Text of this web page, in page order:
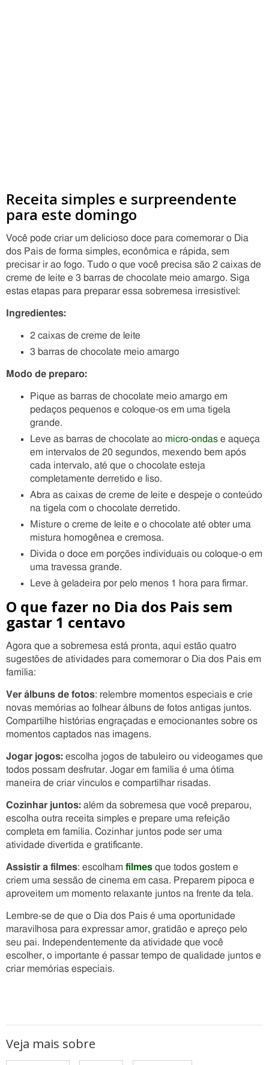
Receita simples e surpreendente
para este domingo
Você pode criar um delicioso doce para comemorar o Dia
dos Pais de forma simples, econômica e rápida, sem
precisar ir ao fogo. Tudo o que você precisa são 2 caixas de
creme de leite e 3 barras de chocolate meio amargo. Siga
estas etapas para preparar essa sobremesa irresistível:
Ingredientes:
2 caixas de creme de leite
3 barras de chocolate meio amargo
Modo de preparo:
Pique as barras de chocolate meio amargo em
pedaços pequenos e coloque-os em uma tigela
grande.
Leve as barras de chocolate ao micro-ondas e aqueça
em intervalos de 20 segundos, mexendo bem após
cada intervalo, até que o chocolate esteja
completamente derretido e liso.
Abra as caixas de creme de leite e despeje o conteúdo
na tigela com o chocolate derretido.
Misture o creme de leite e o chocolate até obter uma
mistura homogênea e cremosa.
Divida o doce em porções individuais ou coloque-o em
uma travessa grande.
Leve à geladeira por pelo menos 1 hora para firmar.
O que fazer no Dia dos Pais sem
gastar 1 centavo
Agora que a sobremesa está pronta, aqui estão quatro
sugestões de atividades para comemorar o Dia dos Pais em
família:
Ver álbuns de fotos: relembre momentos especiais e crie
novas memórias ao folhear álbuns de fotos antigas juntos.
Compartilhe histórias engraçadas e emocionantes sobre os
momentos captados nas imagens.
Jogar jogos: escolha jogos de tabuleiro ou videogames que
todos possam desfrutar. Jogar em família é uma ótima
maneira de criar vínculos e compartilhar risadas.
Cozinhar juntos: além da sobremesa que você preparou,
escolha outra receita simples e prepare uma refeição
completa em família. Cozinhar juntos pode ser uma
atividade divertida e gratificante.
Assistir a filmes: escolham filmes que todos gostem e
criem uma sessão de cinema em casa. Preparem pipoca e
aproveitem um momento relaxante juntos na frente da tela.
Lembre-se de que o Dia dos Pais é uma oportunidade
maravilhosa para expressar amor, gratidão e apreço pelo
seu pai. Independentemente da atividade que você
escolher, o importante é passar tempo de qualidade juntos e
criar memórias especiais.
Veja mais sobre